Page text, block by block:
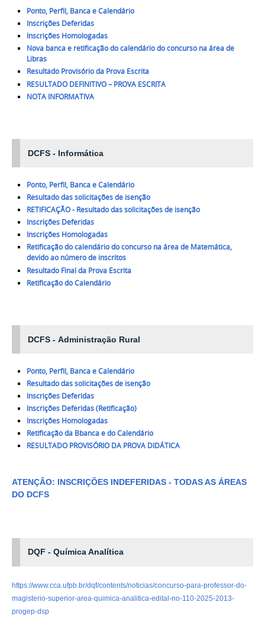
Ponto, Perfil, Banca e Calendário
Inscrições Deferidas
Inscrições Homologadas
Nova banca e retificação do calendário do concurso na área de
Libras
Resultado Provisório da Prova Escrita
RESULTADO DEFINITIVO – PROVA ESCRITA
NOTA INFORMATIVA
DCFS - Informática
Ponto, Perfil, Banca e Calendário
Resultado das solicitações de isenção
RETIFICAÇÃO - Resultado das solicitações de isenção
Inscrições Deferidas
Inscrições Homologadas
Retificação do calendário do concurso na área de Matemática,
devido ao número de inscritos
Resultado Final da Prova Escrita
Retificação do Calendário
DCFS -Administração Rural
Ponto, Perfil, Banca e Calendário
Resultado das solicitações de isenção
Inscrições Deferidas
Inscrições Deferidas (Retificação)
Inscrições Homologadas
Retificação da Bbanca e do Calendário
RESULTADO PROVISÓRIO DA PROVA DIDÁTICA
ATENÇÃO: INSCRIÇÕES INDEFERIDAS - TODAS AS ÁREAS
DO DCFS
DQF - Química Analítica
https://www.cca.ufpb.br/dqf/contents/noticias/concurso-para-professor-do-
magisterio-superior-area-quimica-analitica-edital-no-110-2025-2013-
progep-dsp